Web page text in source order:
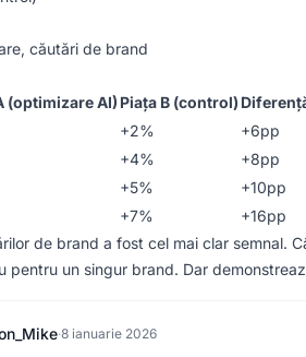
căutări de brand
(optimizare AI) Piața B (control)
+2%
+6pp
+4%
+8pp
+5%
+10pp
+7%
+16pp
de brand a fost cel mai clar semnal.
pentru un singur brand. Dar
·8 ianuarie 2026